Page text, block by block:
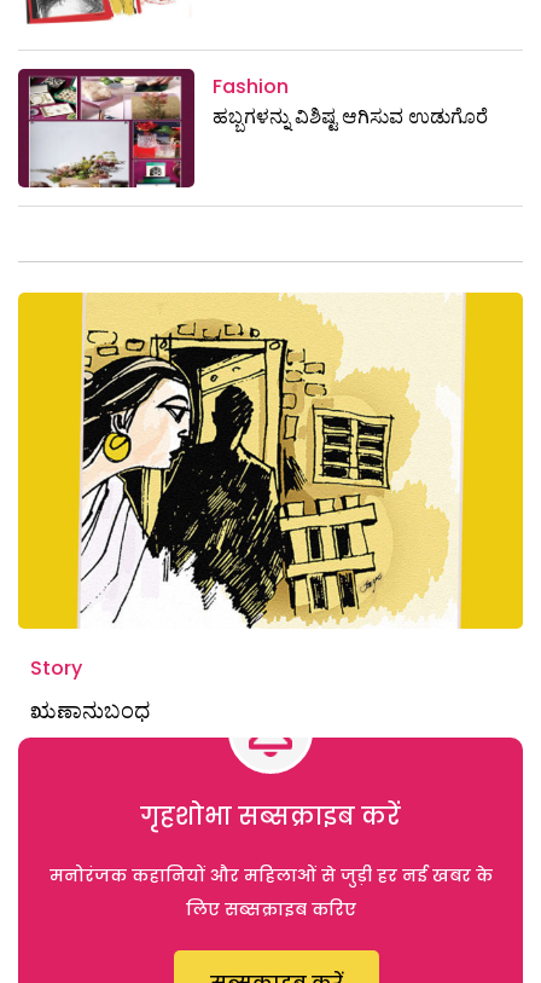
Fashion
ಹಬ್ಬಗಳನ್ನು ವಿಶಿಷ್ಟ ಆಗಿಸುವ ಉಡುಗೊರೆ
Story
ಋಣಾನುಬಂಧ
गृहशोभा सब्सक्राइब करें
मनोरंजक कहानियों और महिलाओं से जुड़ी हर नई खबर के
लिए सब्सक्राइब करिए